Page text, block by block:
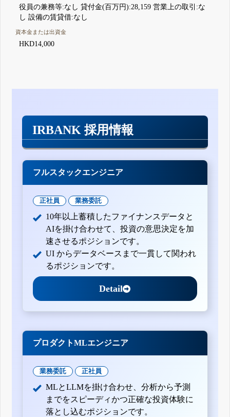
役員の兼務等:なし 貸付金(百万円):28,159 営業上の取引:な
し 設備の賃貸借:なし
資本金または出資金
HKD14,000
IRBANK 採用情報
フルスタックエンジニア
正社員 業務委託
10年以上蓄積したファイナンスデータと
AIを掛け合わせて、投資の意思決定を加
速させるポジションです。
UI からデータベースまで一貫して関われ
るポジションです。
Detail
プロダクトMLエンジニア
業務委託 正社員
MLとLLMを掛け合わせ、分析から予測
までをスピーディかつ正確な投資体験に
落とし込むポジションです。